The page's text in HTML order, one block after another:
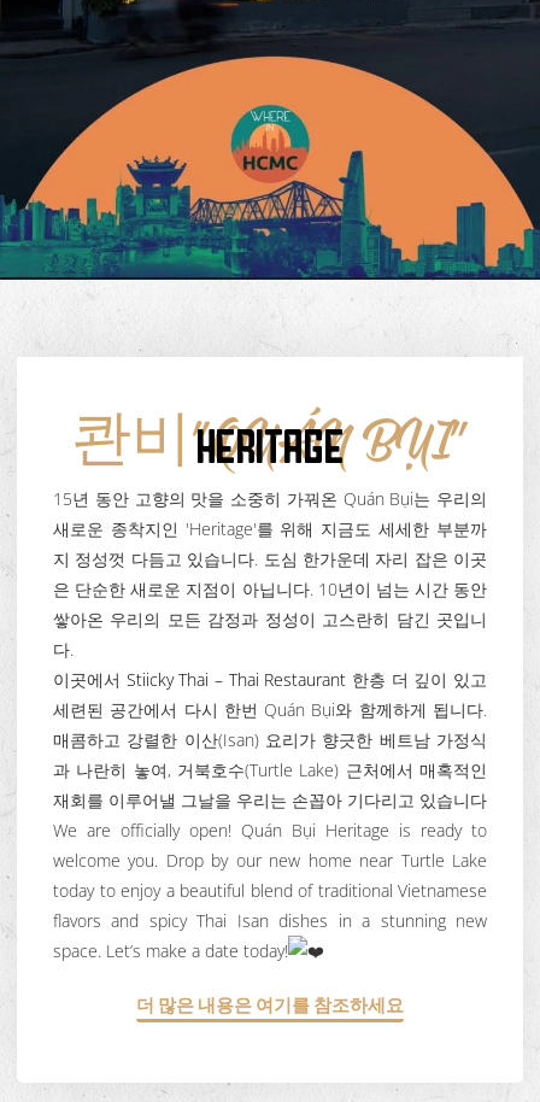
콴비"QUÁN BỤI"
HERITAGE
15년 동안 고향의 맛을 소중히 가꿔온 Quán Bụi는 우리의
새로운 종착지인 'Heritage'를 위해 지금도 세세한 부분까
지 정성껏 다듬고 있습니다. 도심 한가운데 자리 잡은 이곳
은 단순한 새로운 지점이 아닙니다. 10년이 넘는 시간 동안
쌓아온 우리의 모든 감정과 정성이 고스란히 담긴 곳입니
다.
이곳에서 Stiicky Thai – Thai Restaurant 한층 더 깊이 있고
세련된 공간에서 다시 한번 Quán Bụi와 함께하게 됩니다.
매콤하고 강렬한 이산(Isan) 요리가 향긋한 베트남 가정식
과 나란히 놓여, 거북호수(Turtle Lake) 근처에서 매혹적인
재회를 이루어낼 그날을 우리는 손꼽아 기다리고 있습니다
We are officially open! Quán Bụi Heritage is ready to
welcome you. Drop by our new home near Turtle Lake
today to enjoy a beautiful blend of traditional Vietnamese
flavors and spicy Thai Isan dishes in a stunning new
space. Let’s make a date today!
더 많은 내용은 여기를 참조하세요